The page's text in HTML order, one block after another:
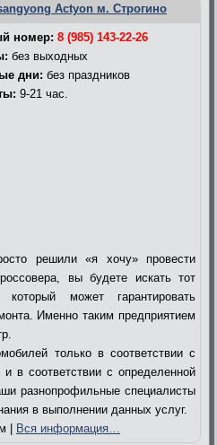
Actyon м. Строгино
номер: 8 (985) 143-22-26
без выходных
дни: без праздников
9-21 час.
решили «я хочу» провести
вы будете искать тот
может гарантировать
Именно таким предприятием
только в соответствии с
и в соответствии с определенной
разнопрофильные специалисты
в выполнении данных услуг.
| Вся информация…